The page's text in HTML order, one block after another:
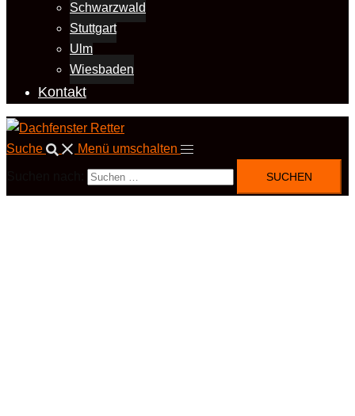
Schwarzwald
Stuttgart
Ulm
Wiesbaden
Kontakt
Suche Menü umschalten